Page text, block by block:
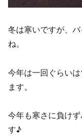
冬は寒いですが、
ね。
今年は一回ぐらい
ます。
今年も寒さに負け
す♪